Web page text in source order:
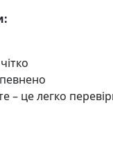
– це легко